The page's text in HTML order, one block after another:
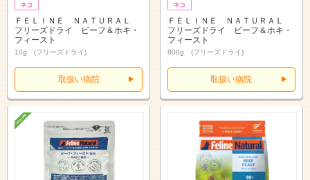
ＦＥＬＩＮＥ ＮＡＴＵＲＡＬ
フリーズドライ ビーフ＆ホキ・
フィースト
10g (フリーズドライ)
取扱い病院
ＦＥＬＩＮＥ ＮＡＴＵＲＡＬ
フリーズドライ ビーフ＆ホキ・
フィースト
800g (フリーズドライ)
取扱い病院